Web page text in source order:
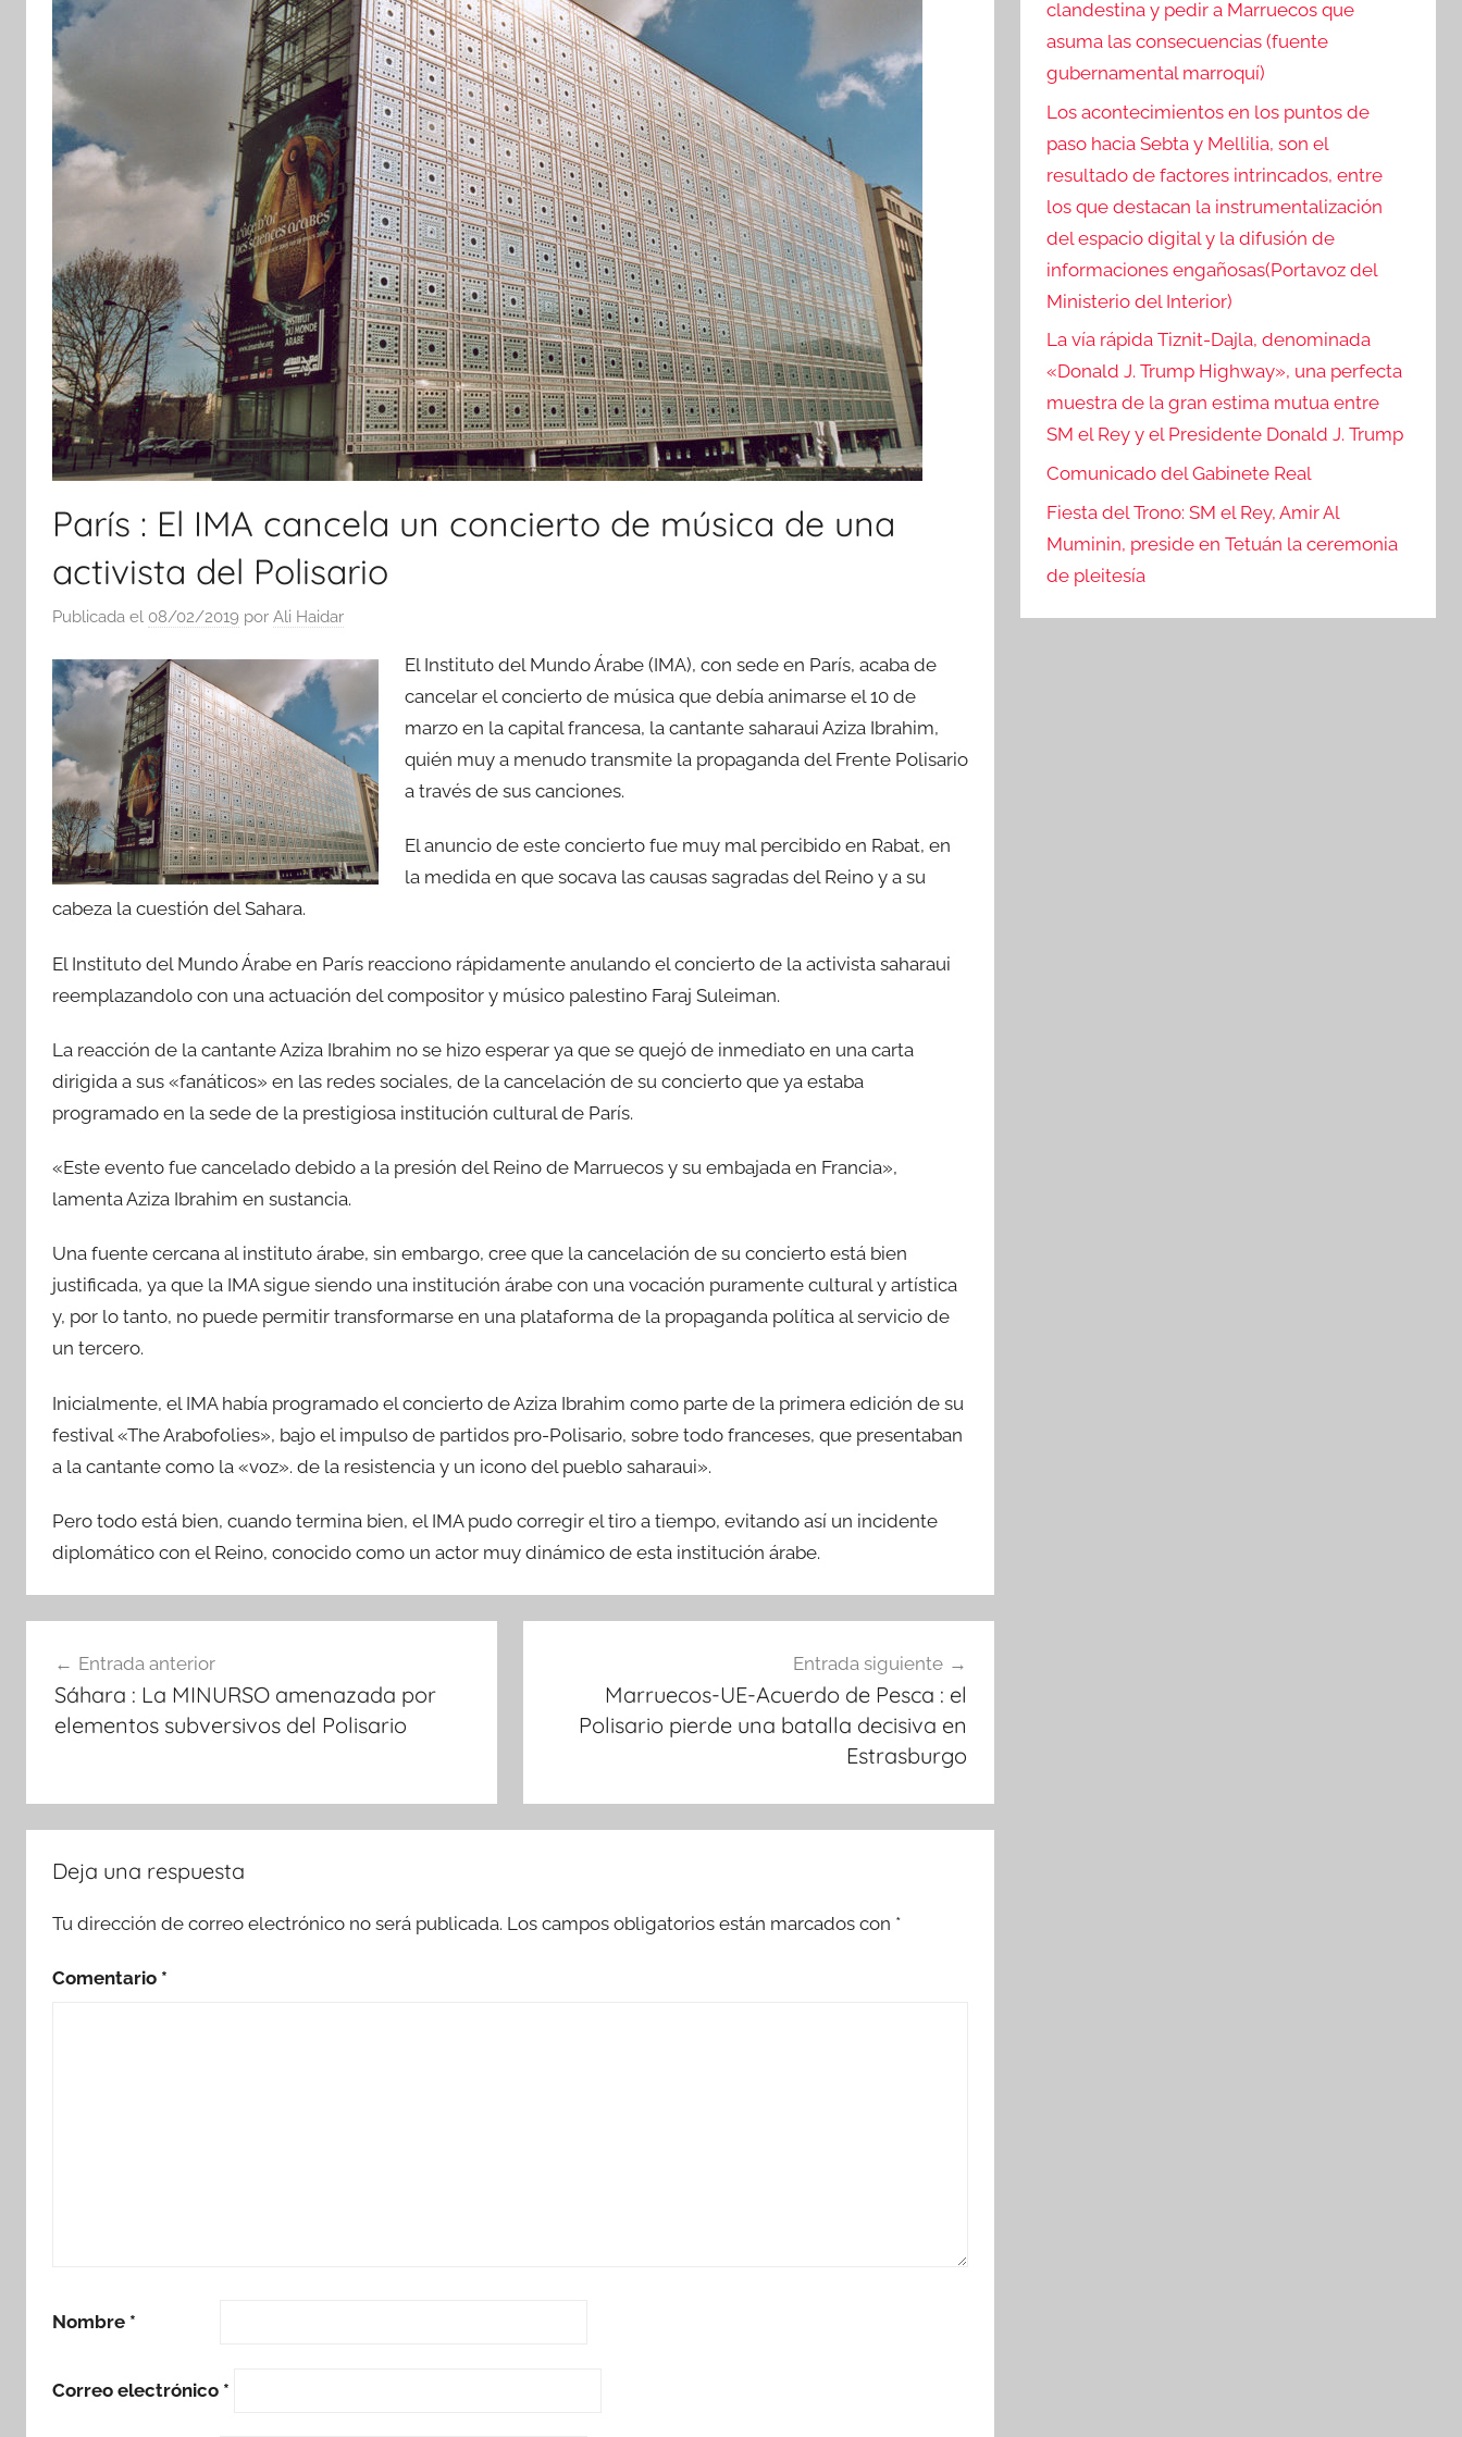
París : El IMA cancela un concierto de música de una
activista del Polisario
Publicada el 08/02/2019 por Ali Haidar
El Instituto del Mundo Árabe (IMA), con sede en París, acaba de
cancelar el concierto de música que debía animarse el 10 de
marzo en la capital francesa, la cantante saharaui Aziza Ibrahim,
quién muy a menudo transmite la propaganda del Frente Polisario
a través de sus canciones.
El anuncio de este concierto fue muy mal percibido en Rabat, en
la medida en que socava las causas sagradas del Reino y a su
cabeza la cuestión del Sahara.
El Instituto del Mundo Árabe en París reacciono rápidamente anulando el concierto de la activista saharaui
reemplazandolo con una actuación del compositor y músico palestino Faraj Suleiman.
La reacción de la cantante Aziza Ibrahim no se hizo esperar ya que se quejó de inmediato en una carta
dirigida a sus «fanáticos» en las redes sociales, de la cancelación de su concierto que ya estaba
programado en la sede de la prestigiosa institución cultural de París.
«Este evento fue cancelado debido a la presión del Reino de Marruecos y su embajada en Francia»,
lamenta Aziza Ibrahim en sustancia.
Una fuente cercana al instituto árabe, sin embargo, cree que la cancelación de su concierto está bien
justificada, ya que la IMA sigue siendo una institución árabe con una vocación puramente cultural y artística
y, por lo tanto, no puede permitir transformarse en una plataforma de la propaganda política al servicio de
un tercero.
Inicialmente, el IMA había programado el concierto de Aziza Ibrahim como parte de la primera edición de su
festival «The Arabofolies», bajo el impulso de partidos pro-Polisario, sobre todo franceses, que presentaban
a la cantante como la «voz». de la resistencia y un icono del pueblo saharaui».
Pero todo está bien, cuando termina bien, el IMA pudo corregir el tiro a tiempo, evitando así un incidente
diplomático con el Reino, conocido como un actor muy dinámico de esta institución árabe.
de
entradas
Entrada anterior
Sáhara : La MINURSO amenazada por
elementos subversivos del Polisario
Entrada siguiente
Marruecos-UE-Acuerdo de Pesca : el
Polisario pierde una batalla decisiva en
Estrasburgo
Deja una respuesta
Tu dirección de correo electrónico no será publicada. Los campos obligatorios están marcados con *
Comentario *
Nombre *
Correo electrónico *
clandestina y pedir a Marruecos que
asuma las consecuencias (fuente
gubernamental marroquí)
Los acontecimientos en los puntos de
paso hacia Sebta y Mellilia, son el
resultado de factores intrincados, entre
los que destacan la instrumentalización
del espacio digital y la difusión de
informaciones engañosas(Portavoz del
Ministerio del Interior)
La vía rápida Tiznit-Dajla, denominada
«Donald J. Trump Highway», una perfecta
muestra de la gran estima mutua entre
SM el Rey y el Presidente Donald J. Trump
Comunicado del Gabinete Real
Fiesta del Trono: SM el Rey, Amir Al
Muminin, preside en Tetuán la ceremonia
de pleitesía